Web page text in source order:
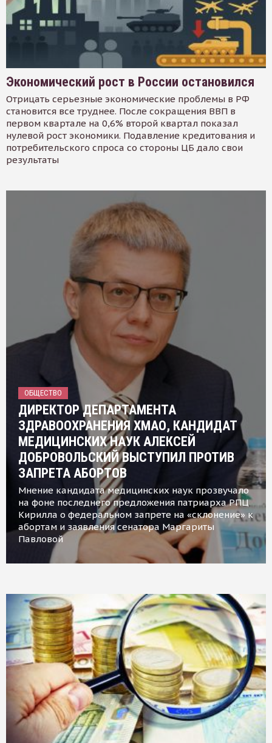
Экономический рост в России остановился
Отрицать серьезные экономические проблемы в РФ
становится все труднее. После сокращения ВВП в
первом квартале на 0,6% второй квартал показал
нулевой рост экономики. Подавление кредитования и
потребительского спроса со стороны ЦБ дало свои
результаты
ОБЩЕСТВО
ДИРЕКТОР ДЕПАРТАМЕНТА
ЗДРАВООХРАНЕНИЯ ХМАО, КАНДИДАТ
МЕДИЦИНСКИХ НАУК АЛЕКСЕЙ
ДОБРОВОЛЬСКИЙ ВЫСТУПИЛ ПРОТИВ
ЗАПРЕТА АБОРТОВ
Мнение кандидата медицинских наук прозвучало
на фоне последнего предложения патриарха РПЦ
Кирилла о федеральном запрете на «склонение» к
абортам и заявления сенатора Маргариты
Павловой